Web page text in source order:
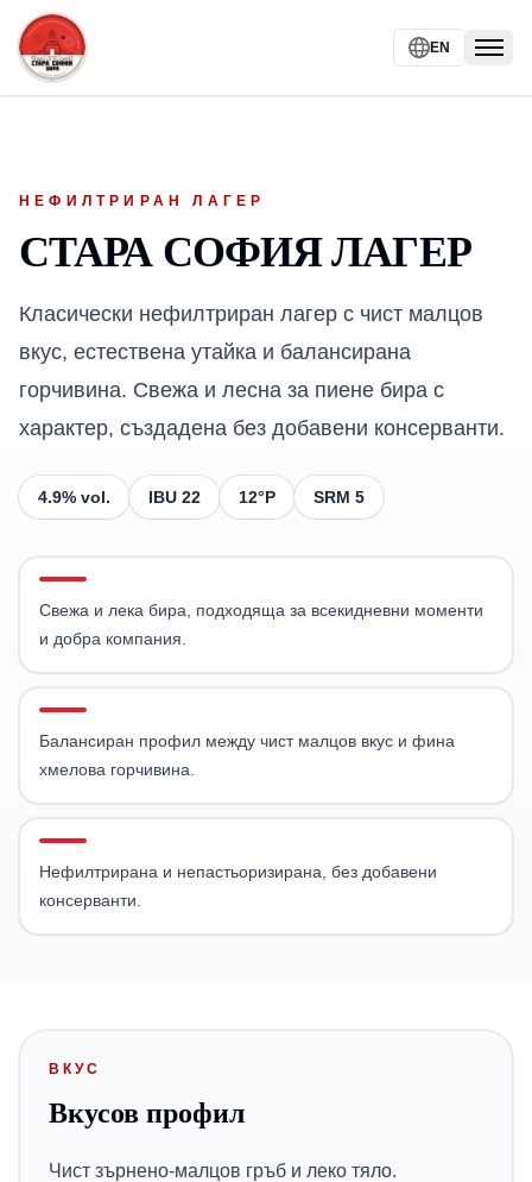
EN
НЕФИЛТРИРАН ЛАГЕР
СТАРА СОФИЯ ЛАГЕР
Класически нефилтриран лагер с чист малцов
вкус, естествена утайка и балансирана
горчивина. Свежа и лесна за пиене бира с
характер, създадена без добавени консерванти.
4.9% vol. IBU 22 12°P SRM 5
Свежа и лека бира, подходяща за всекидневни моменти
и добра компания.
Балансиран профил между чист малцов вкус и фина
хмелова горчивина.
Нефилтрирана и непастьоризирана, без добавени
консерванти.
ВКУС
Вкусов профил
Чист зърнено-малцов гръб и леко тяло.